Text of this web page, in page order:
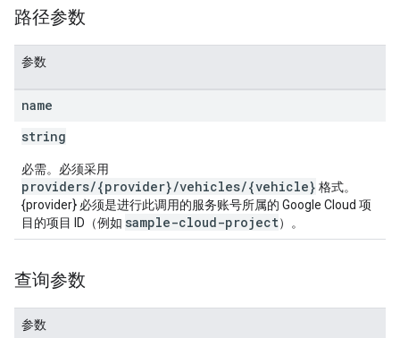
路径参数
参数
name
string
必需。必须采用
providers/{provider}/vehicles/{vehicle} 格式。
{provider} 必须是进行此调用的服务账号所属的 Google Cloud 项
目的项目 ID（例如 sample-cloud-project）。
查询参数
参数